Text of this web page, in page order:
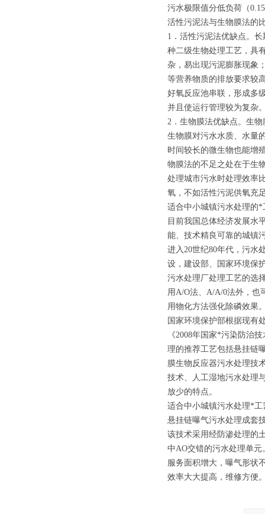
污水极限值分低负荷（
活性污泥法与生物膜法的
1．活性污泥法优缺点。
种二级生物处理工艺，具
杂，易出现污泥膨胀现象
等营养物质的排放要求较
好氧反应池串联，形成多
并且使运行管理较为复杂
2．生物膜法优缺点。生
生物膜对污水水质、水量
时间较长的微生物也能增
物膜法的不足之处在于生
处理城市污水时处理效率
氧，不如活性污泥供氧充
适合中小城镇污水处理的*
目前我国总体经济发展水
能、技术精良可靠的城镇
进入20世纪80年代，污水
设，建设部、国家环境保
污水处理厂处理工艺的选
用A/O法、A/A/0法外，也
用物化方法强化除磷效果
国家环境保护部根据现有
《2008年国家*污染防治
理的推荐工艺包括悬挂链
膜生物反应器污水处理技
技术、人工湿地污水处理
放少的特点。
适合中小城镇污水处理*工
悬挂链曝气污水处理成套
该技术采用经防渗处理的
中AO交错的污水处理单
服务面积增大，曝气形状
效率大大提高，维修方便